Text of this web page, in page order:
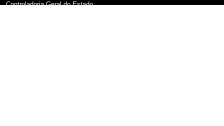
Controladoria Geral do Estado